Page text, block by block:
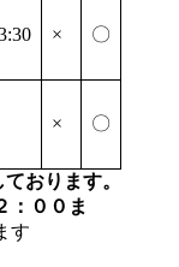
× 〇
× 〇
おります。
：００ま
す